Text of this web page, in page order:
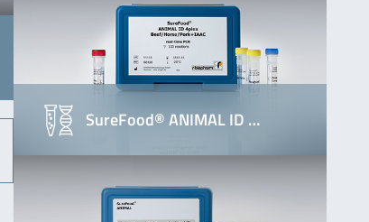
SureFood® ANIMAL ID …